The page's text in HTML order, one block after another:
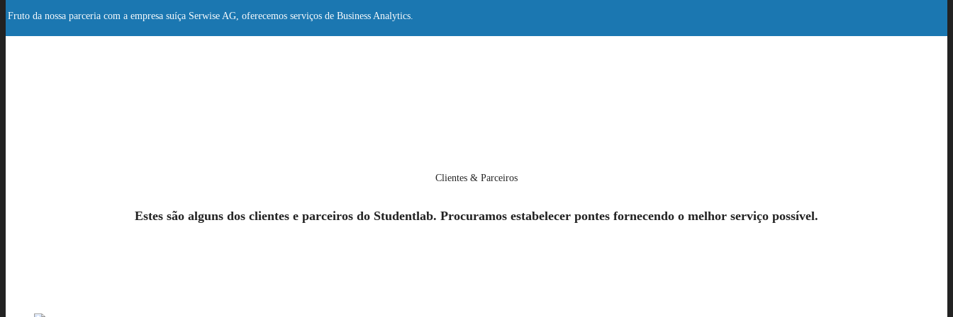
Fruto da nossa parceria com a empresa suíça Serwise AG, oferecemos serviços de Business Analytics.
Clientes & Parceiros
Estes são alguns dos clientes e parceiros do Studentlab. Procuramos estabelecer pontes fornecendo o melhor serviço possível.